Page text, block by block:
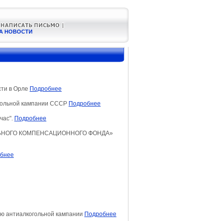
НОВОСТИ
в Орле Подробнее
кампании СССР Подробнее
Подробнее
КОМПЕНСАЦИОННОГО ФОНДА»
кампании Подробнее